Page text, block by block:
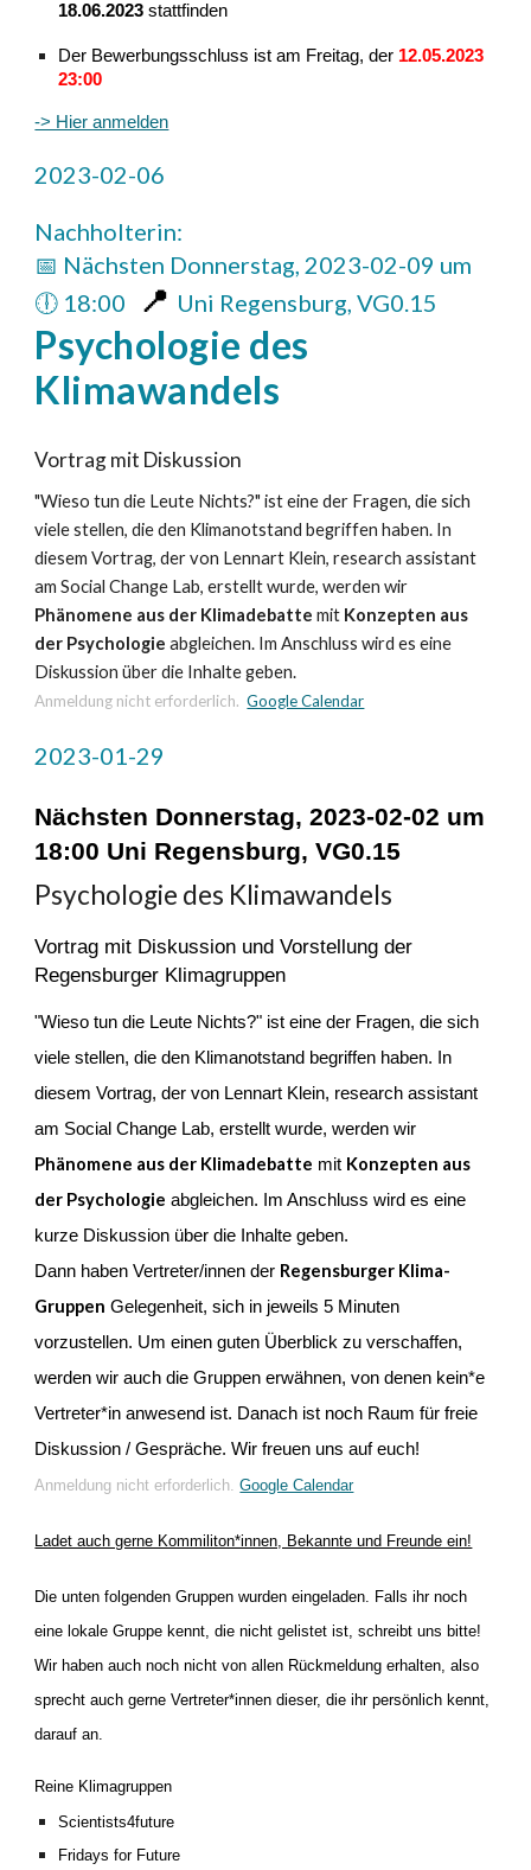
18.06.2023 stattfinden
Der Bewerbungsschluss ist am Freitag, der 12.05.2023
23:00
-> Hier anmelden
2023-02-06
Nachholterin:
📅 Nächsten Donnerstag, 2023-02-09 um
🕕 18:00
📍 Uni Regensburg, VG0.15
Psychologie des
Klimawandels
Vortrag mit Diskussion
"Wieso tun die Leute Nichts?" ist eine der Fragen, die sich
viele stellen, die den Klimanotstand begriffen haben. In
diesem Vortrag, der von Lennart Klein, research assistant
am Social Change Lab, erstellt wurde, werden wir
Phänomene aus der Klimadebatte mit Konzepten aus
der Psychologie abgleichen. Im Anschluss wird es eine
Diskussion über die Inhalte geben.
Anmeldung nicht erforderlich.Google Calendar
2023-01-29
Nächsten Donnerstag, 2023-02-02 um
18:00 Uni Regensburg, VG0.15
Psychologie des Klimawandels
Vortrag mit Diskussion und Vorstellung der
Regensburger Klimagruppen
"Wieso tun die Leute Nichts?" ist eine der Fragen, die sich
viele stellen, die den Klimanotstand begriffen haben. In
diesem Vortrag, der von Lennart Klein, research assistant
am Social Change Lab, erstellt wurde, werden wir
Phänomene aus der Klimadebatte mit Konzepten aus
der Psychologie abgleichen. Im Anschluss wird es eine
kurze Diskussion über die Inhalte geben.
Dann haben Vertreter/innen der Regensburger Klima-
Gruppen Gelegenheit, sich in jeweils 5 Minuten
vorzustellen. Um einen guten Überblick zu verschaffen,
werden wir auch die Gruppen erwähnen, von denen kein*e
Vertreter*in anwesend ist. Danach ist noch Raum für freie
Diskussion / Gespräche. Wir freuen uns auf euch!
Anmeldung nicht erforderlich. Google Calendar
Ladet auch gerne Kommiliton*innen, Bekannte und Freunde ein!
Die unten folgenden Gruppen wurden eingeladen. Falls ihr noch
eine lokale Gruppe kennt, die nicht gelistet ist, schreibt uns bitte!
Wir haben auch noch nicht von allen Rückmeldung erhalten, also
sprecht auch gerne Vertreter*innen dieser, die ihr persönlich kennt,
darauf an.
Reine Klimagruppen
Scientists4future
Fridays for Future